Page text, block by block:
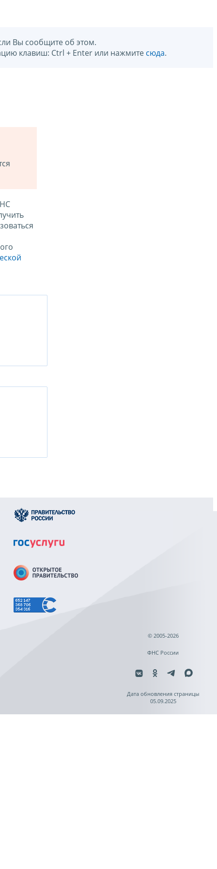
Вы сообщите об этом.
клавиш: Ctrl + Enter или нажмите сюда.
© 2005-2026
ФНС России
Дата обновления страницы
05.09.2025